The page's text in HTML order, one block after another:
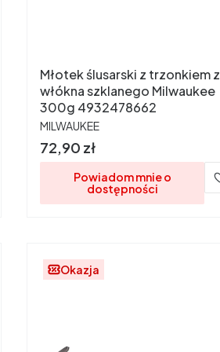
Młotek ślusarski z trzonkiem z
włókna szklanego Milwaukee
300g 4932478662
PRODUCENT
MILWAUKEE
Cena
72,90 zł
Powiadom mnie o
dostępności
Okazja